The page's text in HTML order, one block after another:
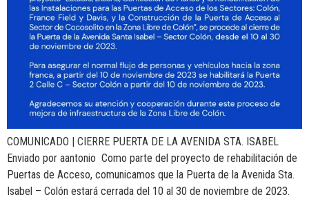
COMUNICADO | CIERRE PUERTA DE LA AVENIDA STA. ISABEL
Enviado por aantonio Como parte del proyecto de rehabilitación de
Puertas de Acceso, comunicamos que la Puerta de la Avenida Sta.
Isabel – Colón estará cerrada del 10 al 30 de noviembre de 2023.